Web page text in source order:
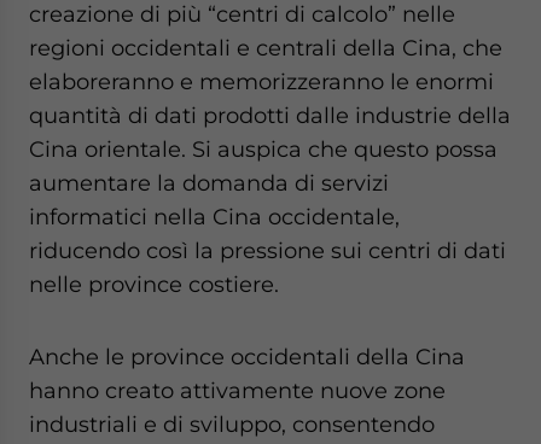
creazione di più “centri di calcolo” nelle
regioni occidentali e centrali della Cina, che
elaboreranno e memorizzeranno le enormi
quantità di dati prodotti dalle industrie della
Cina orientale. Si auspica che questo possa
aumentare la domanda di servizi
informatici nella Cina occidentale,
riducendo così la pressione sui centri di dati
nelle province costiere.
Anche le province occidentali della Cina
hanno creato attivamente nuove zone
industriali e di sviluppo, consentendo